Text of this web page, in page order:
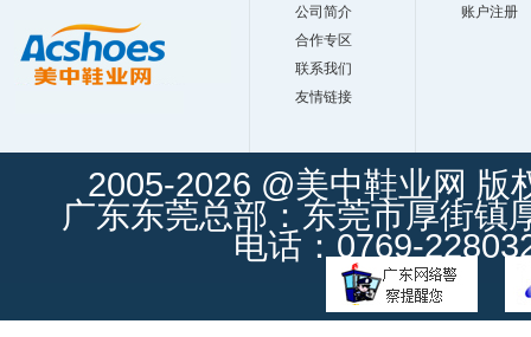
公司简介
合作专区
联系我们
友情链接
账户注册
2005-2026 @美中鞋业网 版
广东东莞总部：东莞市厚街镇
电话：0769-